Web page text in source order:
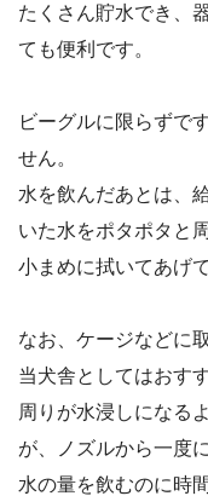
たくさん貯水でき、
ても便利です。
ビーグルに限らずで
せん。
水を飲んだあとは、
いた水をポタポタと
小まめに拭いてあげ
なお、ケージなどに
当犬舎としてはおす
周りが水浸しになる
が、ノズルから一度
水の量を飲むのに時